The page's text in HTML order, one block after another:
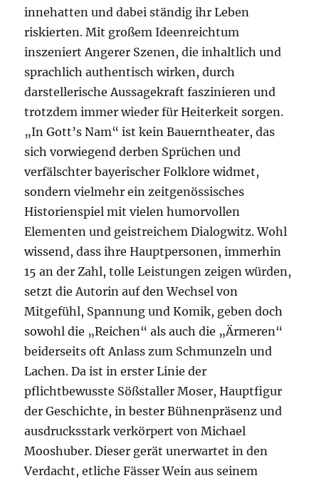
innehatten und dabei ständig ihr Leben
riskierten. Mit großem Ideenreichtum
inszeniert Angerer Szenen, die inhaltlich und
sprachlich authentisch wirken, durch
darstellerische Aussagekraft faszinieren und
trotzdem immer wieder für Heiterkeit sorgen.
„In Gott’s Nam“ ist kein Bauerntheater, das
sich vorwiegend derben Sprüchen und
verfälschter bayerischer Folklore widmet,
sondern vielmehr ein zeitgenössisches
Historienspiel mit vielen humorvollen
Elementen und geistreichem Dialogwitz. Wohl
wissend, dass ihre Hauptpersonen, immerhin
15 an der Zahl, tolle Leistungen zeigen würden,
setzt die Autorin auf den Wechsel von
Mitgefühl, Spannung und Komik, geben doch
sowohl die „Reichen“ als auch die „Ärmeren“
beiderseits oft Anlass zum Schmunzeln und
Lachen. Da ist in erster Linie der
pflichtbewusste Sößstaller Moser, Hauptfigur
der Geschichte, in bester Bühnenpräsenz und
ausdrucksstark verkörpert von Michael
Mooshuber. Dieser gerät unerwartet in den
Verdacht, etliche Fässer Wein aus seinem